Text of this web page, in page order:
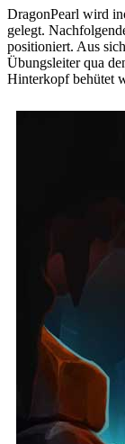
DragonPearl wird
gelegt.
positioniert. Aus
Übungsleiter qua
Hinterkopf behütet